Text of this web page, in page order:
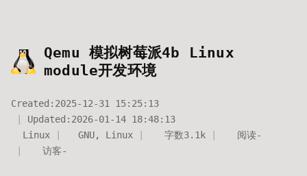
Qemu 模拟树莓派4b Linux
module开发环境
Created: 2025-12-31 15:25:13
Updated: 2026-01-14 18:48:13
Linux
GNU, Linux 字数3.1k 阅读-
访客-